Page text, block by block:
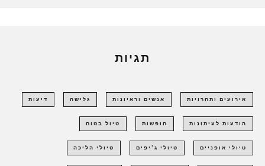
תגיות
אירועים ותחרויות אנשים וראיונות גלישה דיעות
הודעות לעיתונות חופשות טיול בטוח
טיולי אופניים טיולי ג'יפים טיולי הליכה